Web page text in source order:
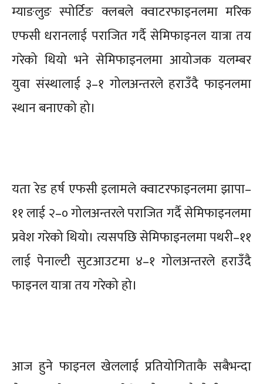
म्याङलुङ स्पोर्टिङ क्लबले क्वाटरफाइनलमा मरिक
एफसी धरानलाई पराजित गर्दै सेमिफाइनल यात्रा तय
गरेको थियो भने सेमिफाइनलमा आयोजक यलम्बर
युवा संस्थालाई ३–१ गोलअन्तरले हराउँदै फाइनलमा
स्थान बनाएको हो।
यता रेड हर्ष एफसी इलामले क्वाटरफाइनलमा झापा–
११ लाई २–० गोलअन्तरले पराजित गर्दै सेमिफाइनलमा
प्रवेश गरेको थियो। त्यसपछि सेमिफाइनलमा पथरी–११
लाई पेनाल्टी सुटआउटमा ४–१ गोलअन्तरले हराउँदै
फाइनल यात्रा तय गरेको हो।
आज हुने फाइनल खेललाई प्रतियोगिताकै सबैभन्दा